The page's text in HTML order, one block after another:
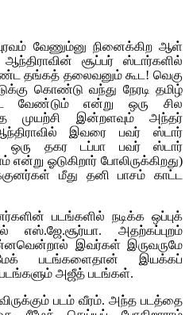
வேணும்னு நினைக்கிற ஆள்
சூப்பர் ஸ்டார்களில்
தங்கத் தலைவனும் கூட! வெகு
கொண்டு வந்து நேரடி தமிழ்
வேண்டும் என்று ஒரு சில
முயற்சி இன்றளவும் அந்தர்
இவரை பவர் ஸ்டார்
ஒரு தகர டப்பா பவர் ஸ்டார்
ஓடுகிறார் போலிருக்கிறது)
மீது தனி பாசம் காட்ட
படங்களில் நடிக்க ஒப்புக்
எஸ்.ஜே.சூர்யா. அதற்கப்புறம்
இவர்கள் இருவருமே
படங்களைதான் இயக்கப்
படங்களும் அஜீத் படங்கள்.
படம் வீரம். அந்த படத்தை